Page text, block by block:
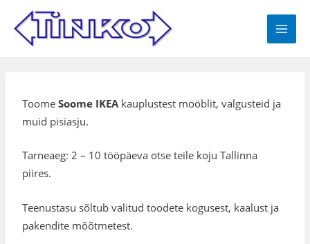
content
ToomeSoome IKEA kauplustest mööblit, valgusteid ja
muid pisiasju.
Tarneaeg: 2 – 10 tööpäeva otse teile koju Tallinna
piires.
Teenustasu sõltub valitud toodete kogusest, kaalust ja
pakendite mõõtmetest.